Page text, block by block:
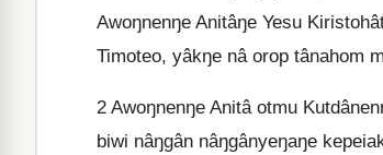
Awoŋnenŋe Anitâŋe Yesu
Timoteo, yâkŋe nâ orop tânahom
2 Awoŋnenŋe Anitâ otmu
biwi nâŋgân nâŋgânyeŋaŋe